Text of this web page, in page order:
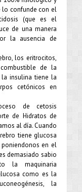
lo confunde con el
(que es el
de una manera
la ausencia de
los eritrocitos,
de la
insulina tiene la
cetónicos en
de cetosis
de Hidratos de
al día. Cuando
tiene glucosa
en el
demasiado sabio
la maquinaria
como es la
la